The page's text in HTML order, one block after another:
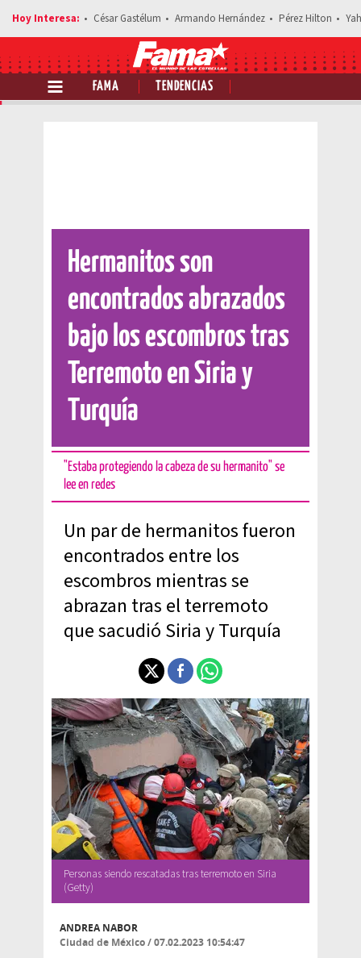
César Gastélum Armando Hernández Pérez Hilton
FAMA TENDENCIAS
Comparte esta noticia
Hermanitos son
encontrados abrazados
bajo los escombros tras
Terremoto en Siria y
Turquía
"Estaba protegiendo la cabeza de su hermanito" se
lee en redes
Un par de hermanitos fueron
encontrados entre los
escombros mientras se
abrazan tras el terremoto
que sacudió Siria y Turquía
Personas siendo rescatadas tras terremoto en Siria
(Getty)
ANDREA NABOR
Ciudad de México/07.02.2023 10:54:47